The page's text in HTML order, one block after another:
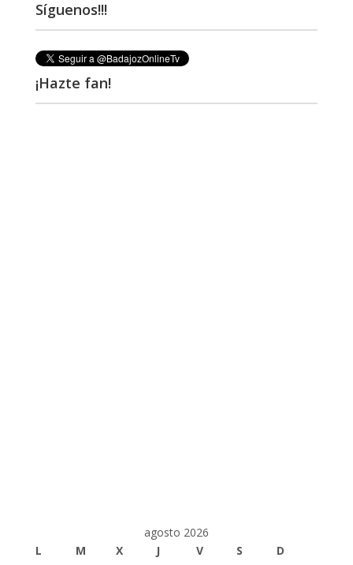
Síguenos!!!
¡Hazte fan!
agosto 2026
L
M X J V S
D